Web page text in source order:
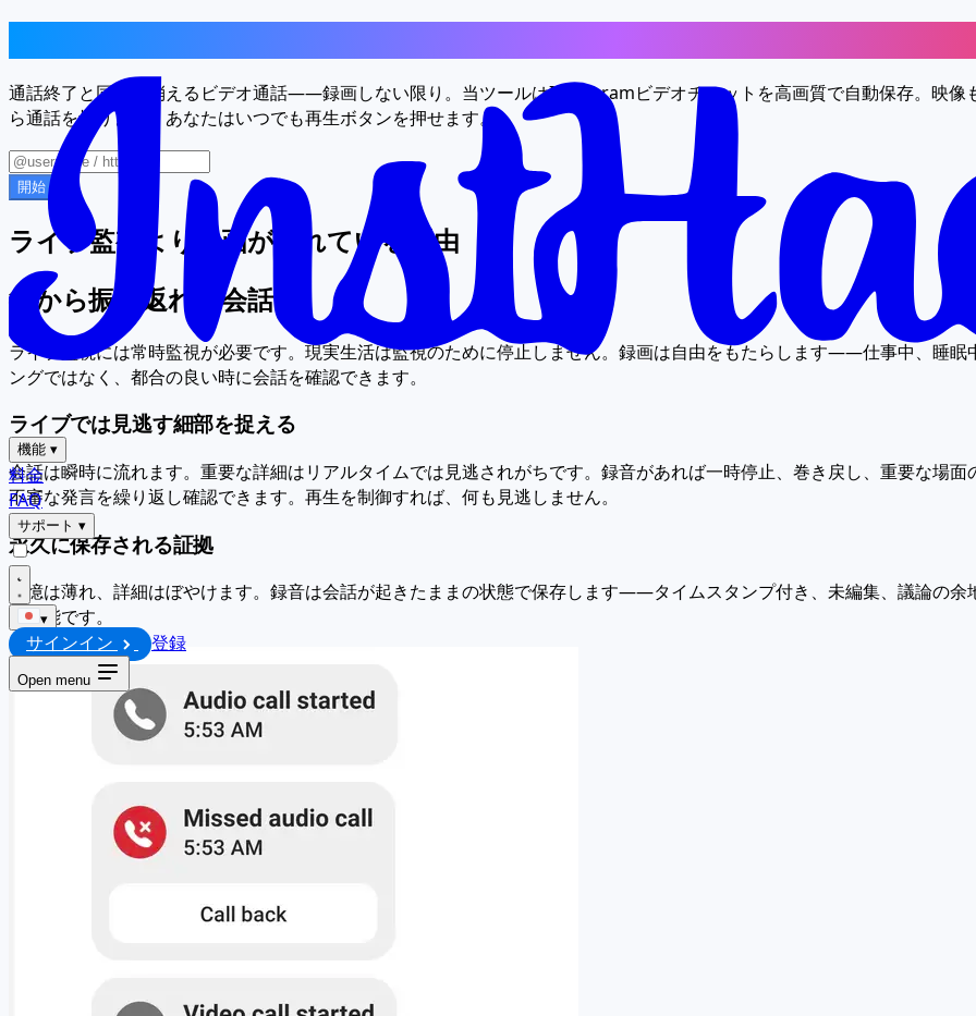
機能 ▾
料金
FAQ
サポート ▾
▾
サインイン 登録
Open menu
通話終了と同時に消えるビデオ通話——録画しない限り。当ツールはInstagramビデオチャットを高画質で自動保存。映像
ら通話を切ります。あなたはいつでも再生ボタンを押せます。
開始
ライブ監視より録画が優れている理由
後から振り返れる会話
ライブ監視には常時監視が必要です。現実生活は監視のために停止しません。録画は自由をもたらします——仕事中、睡眠
ングではなく、都合の良い時に会話を確認できます。
ライブでは見逃す細部を捉える
会話は瞬時に流れます。重要な詳細はリアルタイムでは見逃されがちです。録音があれば一時停止、巻き戻し、重要な場面
不審な発言を繰り返し確認できます。再生を制御すれば、何も見逃しません。
永久に保存される証拠
記憶は薄れ、詳細はぼやけます。録音は会話が起きたままの状態で保存します——タイムスタンプ付き、未編集、議論の
用可能です。